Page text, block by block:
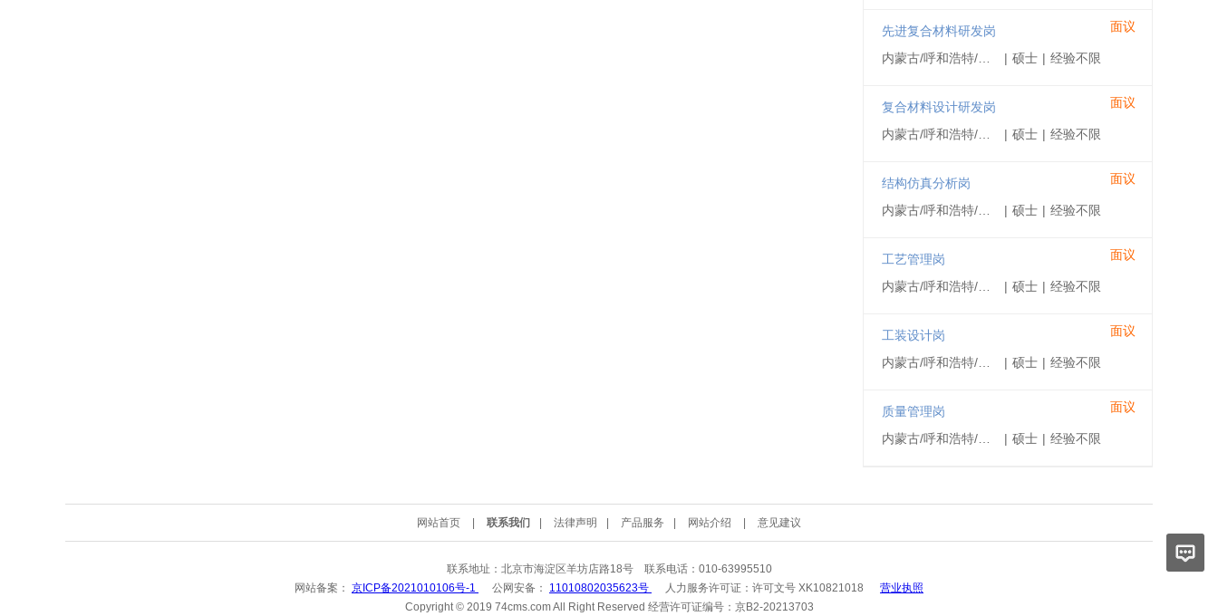
先进复合材料研发岗 面议
| 硕士 | 经验不限
复合材料设计研发岗 面议
| 硕士 | 经验不限
结构仿真分析岗 面议
| 硕士 | 经验不限
工艺管理岗 面议
| 硕士 | 经验不限
工装设计岗 面议
| 硕士 | 经验不限
质量管理岗 面议
| 硕士 | 经验不限
网站首页 联系我们 法律声明 产品服务 网站介绍 意见建议
联系地址：北京市海淀区羊坊店路18号 联系电话：010-63995510
网站备案： 京ICP备2021010106号-1 公网安备： 11010802035623号 人力服务许可证： 许可文号 XK10821018
营业执照
Copyright © 2019 74cms.com All Right Reserved 经营许可证编号：京B2-20213703